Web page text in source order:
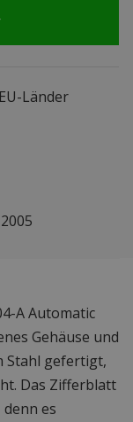
Länder
A Automatic
Gehäuse und
Stahl gefertigt,
Das Zifferblatt
es